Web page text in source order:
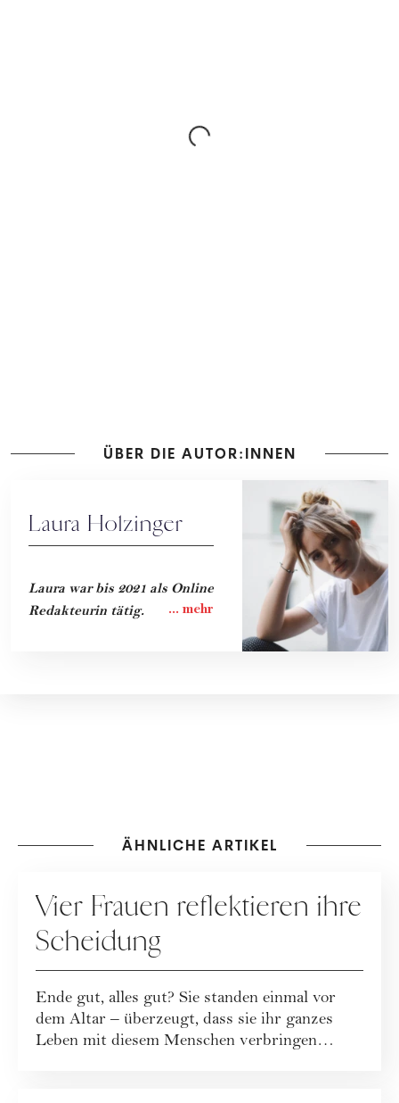
ÜBER DIE AUTOR:INNEN
Laura Holzinger
Laura war bis 2021 als Online
Redakteurin tätig.
ÄHNLICHE ARTIKEL
Vier Frauen reflektieren ihre
Scheidung
Ende gut, alles gut? Sie standen einmal vor
dem Altar – überzeugt, dass sie ihr ganzes
Leben mit diesem Menschen verbringen